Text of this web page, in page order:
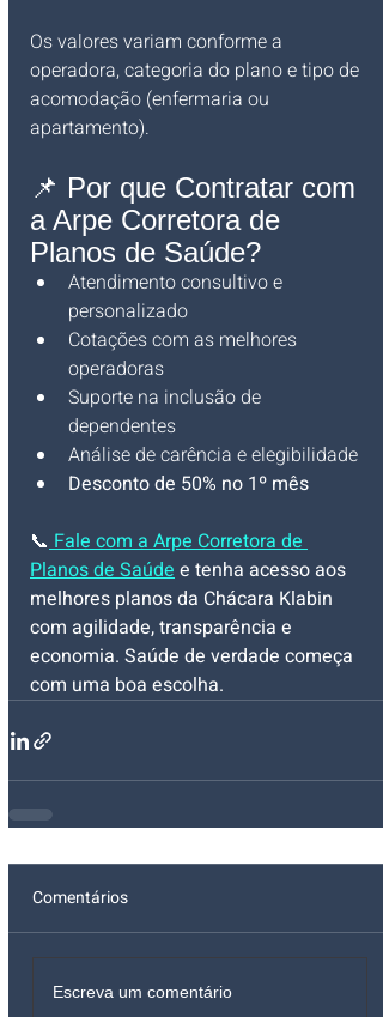
Os valores variam conforme a
operadora, categoria do plano e tipo de
acomodação (enfermaria ou
apartamento).
📌 Por que Contratar com
a Arpe Corretora de
Planos de Saúde?
Atendimento consultivo e
personalizado
Cotações com as melhores
operadoras
Suporte na inclusão de
dependentes
Análise de carência e elegibilidade
Desconto de 50% no 1º mês
📞 Fale com a Arpe Corretora de
Planos de Saúde e tenha acesso aos
melhores planos da Chácara Klabin
com agilidade, transparência e
economia. Saúde de verdade começa
com uma boa escolha.
Comentários
Escreva um comentário